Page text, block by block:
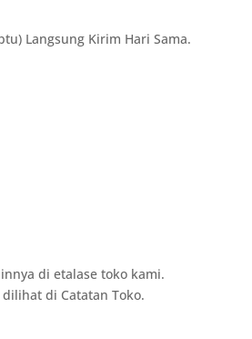
Langsung Kirim Hari Sama.
di etalase toko kami.
di Catatan Toko.